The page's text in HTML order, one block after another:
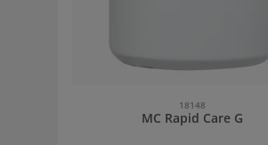
18148
MC Rapid Care G